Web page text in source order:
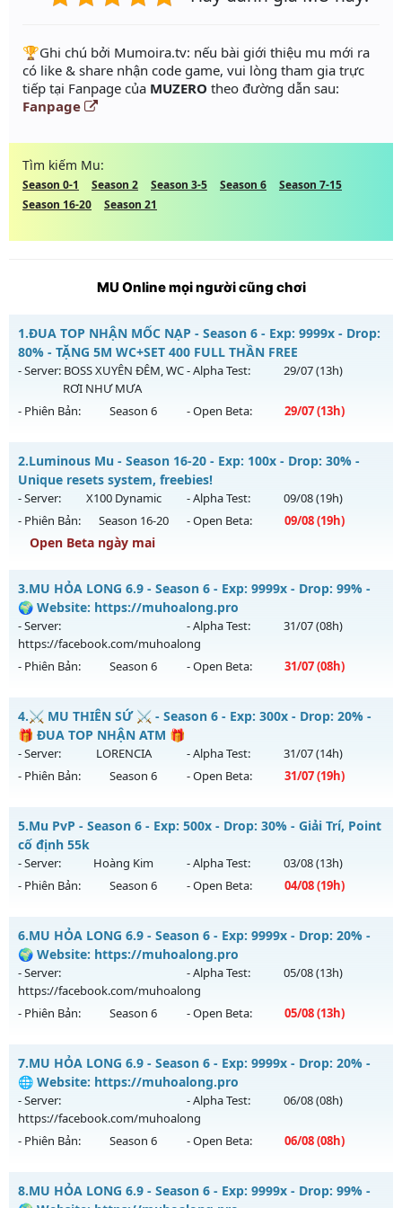
️🏆Ghi chú bởi Mumoira.tv: nếu bài giới thiệu mu mới ra
có like & share nhận code game, vui lòng tham gia trực
tiếp tại Fanpage của MUZERO theo đường dẫn sau:
Fanpage
Tìm kiếm Mu:
Season 0-1 Season 2 Season 3-5 Season 6
Season 7-15
Season 16-20
Season 21
MU Online mọi người cũng chơi
1.ĐUA TOP NHẬN MỐC NẠP - Season 6 - Exp: 9999x - Drop:
80% - TẶNG 5M WC+SET 400 FULL THẦN FREE
- Server: BOSS XUYÊN ĐÊM, WC
RƠI NHƯ MƯA
- Alpha Test: 29/07(13h)
- Phiên Bản: Season 6 - Open Beta: 29/07(13h)
ĐUA TOP NHẬN MỐC NẠP - TẶNG 5M WC+SET 400 FULL
THẦN FREE
Mu mới ra tháng 07 2026 - Mở máy chủ
BOSS XUYÊN ĐÊM,
WC RƠI NHƯ MƯAvào 13h ngày 29/07/2626
Exp: 9999x - Drop: 80%
Thể loại: Mu Nguyên bản Webzen
Antihack: KHÔNG THỂ HACK
2.Luminous Mu - Season 16-20 - Exp: 100x - Drop: 30% -
Unique resets system, freebies!
- Server: X100 Dynamic - Alpha Test: 09/08(19h)
- Phiên Bản:
Season 16-20 - Open Beta: 09/08(19h)
Open Beta ngày mai
Luminous Mu - Unique resets system, freebies!
Mu mới ra tháng 08 2026 - Mở máy chủ
19h ngày 09/08/2626
Exp: 100x - Drop: 30%
Thể loại: Mu Nguyên bản Webzen
Antihack: Yes
3.MU HỎA LONG 6.9 - Season 6 - Exp: 9999x - Drop: 99% -
🌍 Website: https://muhoalong.pro
- Server:
https://facebook.com/muhoalong
- Alpha Test: 31/07(08h)
- Phiên Bản: Season 6 - Open Beta: 31/07(08h)
MU HỎA LONG 6.9 - 🌍 Website: https://muhoalong.pro
Mu mới ra tháng 07 2026 - Mở máy chủ
https://facebook.com/muhoalongvào 08h ngày
31/07/2626
Kiểu reset: Non Reset
Thể loại: Mu Nguyên bản Webzen
Antihack: Xshiel
4.⚔️ MU THIÊN SỨ ⚔️ - Season 6 - Exp: 300x - Drop: 20% -
🎁 ĐUA TOP NHẬN ATM 🎁
- Server: LORENCIA - Alpha Test: 31/07(14h)
- Phiên Bản:
Season 6 - Open Beta: 31/07(19h)
⚔️ MU THIÊN SỨ ⚔️ - 🎁 ĐUA TOP NHẬN ATM 🎁
Mu mới ra tháng 07 2026 - Mở máy chủ
ngày 31/07/2626
Exp: 300x - Drop: 20%
Thể loại: Mu Nguyên bản Webzen
Antihack: BDCAM
5.Mu PvP - Season 6 - Exp: 500x - Drop: 30% - Giải Trí, Point
cố định 55k
- Server: Hoàng Kim - Alpha Test: 03/08(13h)
- Phiên Bản:
Season 6 - Open Beta: 04/08(19h)
Mu PvP - Giải Trí, Point cố định 55k
Mu mới ra tháng 08 2026 - Mở máy chủ
ngày 04/08/2626
Exp: 500x - Drop: 30%
Thể loại: Mu Nguyên bản Webzen
Antihack: Anti Vip bắt hack tuyệt đối
6.MU HỎA LONG 6.9 - Season 6 - Exp: 9999x - Drop: 20% -
🌍 Website: https://muhoalong.pro
- Server:
https://facebook.com/muhoalong
- Alpha Test: 05/08(13h)
- Phiên Bản: Season 6 - Open Beta: 05/08(13h)
MU HỎA LONG 6.9 - 🌍 Website: https://muhoalong.pro
Mu mới ra tháng 08 2026 - Mở máy chủ
https://facebook.com/muhoalongvào 13h ngày
05/08/2626
Exp: 9999x - Drop: 20%
Thể loại: Mu Nguyên bản Webzen
7.MU HỎA LONG 6.9 - Season 6 - Exp: 9999x - Drop: 20% -
🌐 Website: https://muhoalong.pro
- Server:
https://facebook.com/muhoalong
- Alpha Test: 06/08(08h)
- Phiên Bản: Season 6 - Open Beta: 06/08(08h)
MU HỎA LONG 6.9 - 🌐 Website: https://muhoalong.pro
8.MU HỎA LONG 6.9 - Season 6 - Exp: 9999x - Drop: 99% -